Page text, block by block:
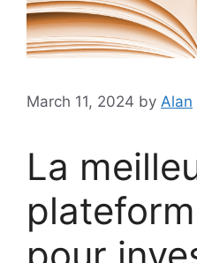
March 11, 2024 by Alan
La